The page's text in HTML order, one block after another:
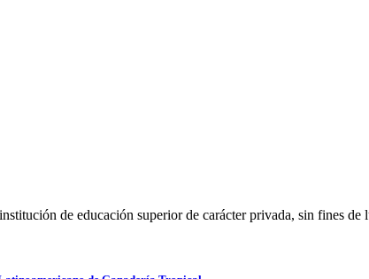
de educación superior de carácter privada, sin fines de